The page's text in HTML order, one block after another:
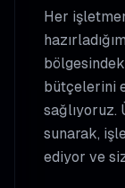
Her
bütçelerini
sağlıyoruz.
sunarak,
ediyor ve